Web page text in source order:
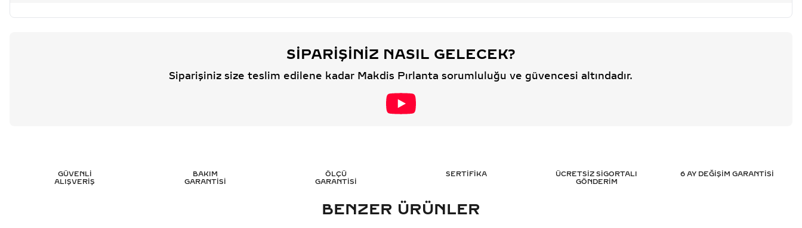
SIPARIŞINIZ NASIL GELECEK?
Siparişiniz size teslim edilene kadar Makdis Pırlanta sorumluluğu ve güvencesi altındadır.
GÜVENLİ
ALIŞVERİŞ
BAKIM
GARANTİSİ
ÖLÇÜ
GARANTİSİ
SERTİFİKA
ÜCRETSİZ SİGORTALI
GÖNDERİM
6 AY DEĞİŞİM GARANTİSİ
BENZER ÜRÜNLER